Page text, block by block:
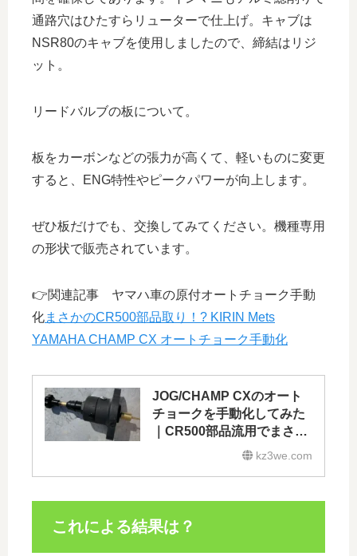
通路穴はひたすらリューターで仕上げ。キャブは
NSR80のキャブを使用しましたので、締結はリジ
ット。
リードバルブの板について。
板をカーボンなどの張力が高くて、軽いものに変更
すると、ENG特性やピークパワーが向上します。
ぜひ板だけでも、交換してみてください。機種専用
の形状で販売されています。
👉関連記事 ヤマハ車の原付オートチョーク手動
化まさかのCR500部品取り！? KIRIN Mets
YAMAHA CHAMP CX オートチョーク手動化
JOG/CHAMP CXのオート
チョークを手動化してみた
｜CR500部品流用でまさか
kz3we.com
これによる結果は？